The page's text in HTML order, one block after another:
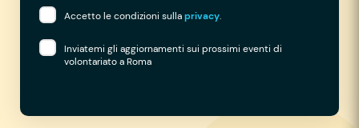
Accetto le condizioni sullaprivacy.
Inviatemi gli aggiornamenti sui prossimi eventi di
volontariato a Roma